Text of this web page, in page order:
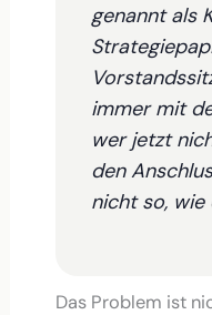
genannt als
immer mit
wer jetzt
den
nicht so, wie
Das Problem ist